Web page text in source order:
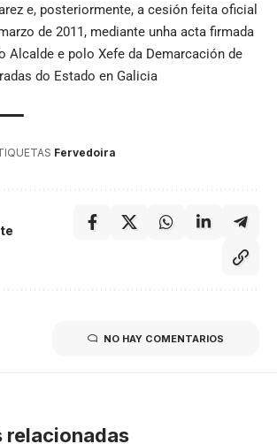
e, posteriormente, a cesión feita oficial
de 2011, mediante unha acta firmada
Alcalde e polo Xefe da Demarcación de
do Estado en Galicia
Fervedoira
NO HAY COMENTARIOS
relacionadas